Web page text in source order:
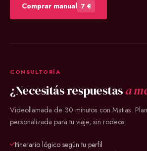
Comprar manual 7 €
CONSULTORÍA
¿Necesitás respuestasa
Videollamada de 30 minutos con Matias.
personalizada para tu viaje, sin rodeos.
Itinerario lógico según tu perfil